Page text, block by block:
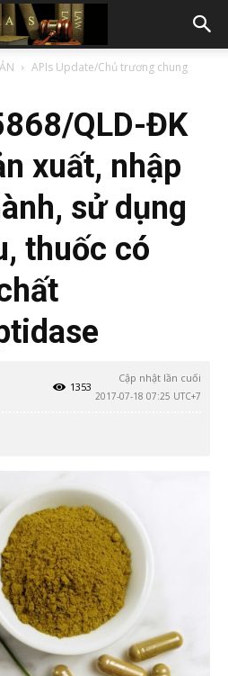
APIs Update/Chủ trương chung
QLD-ĐK
xuất, nhập
sử dụng
thuốc có
Cập nhật lần cuối
2017-07-18 07:25 UTC+7
1353